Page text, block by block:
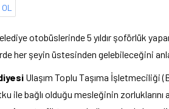
otobüslerinde 5 yıldır şoförlük
her şeyin üstesinden gelebileceğini
Ulaşım Toplu Taşıma İşletmeciliği
ile bağlı olduğu mesleğinin zorluklarını